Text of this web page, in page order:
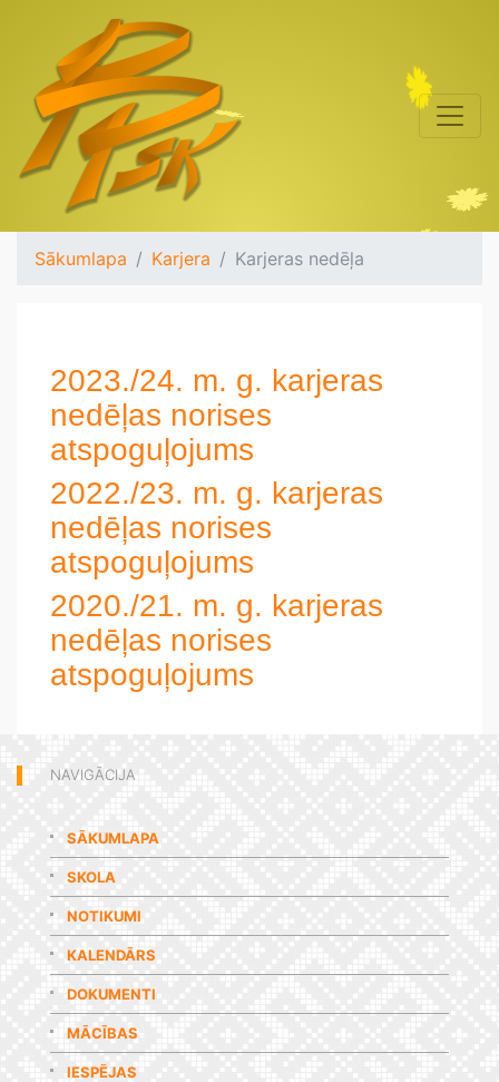
Sākumlapa Karjera Karjeras nedēļa
2023./24. m. g. karjeras
nedēļas norises
atspoguļojums
2022./23. m. g. karjeras
nedēļas norises
atspoguļojums
2020./21. m. g. karjeras
nedēļas norises
atspoguļojums
NAVIGĀCIJA
SĀKUMLAPA
SKOLA
NOTIKUMI
KALENDĀRS
DOKUMENTI
MĀCĪBAS
IESPĒJAS